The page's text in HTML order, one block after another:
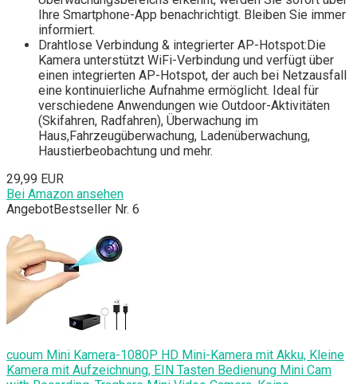
Ihre Smartphone-App benachrichtigt. Bleiben Sie immer
informiert.
Drahtlose Verbindung & integrierter AP-Hotspot:Die
Kamera unterstützt WiFi-Verbindung und verfügt über
einen integrierten AP-Hotspot, der auch bei Netzausfall
eine kontinuierliche Aufnahme ermöglicht. Ideal für
verschiedene Anwendungen wie Outdoor-Aktivitäten
(Skifahren, Radfahren), Überwachung im
Haus,Fahrzeugüberwachung, Ladenüberwachung,
Haustierbeobachtung und mehr.
29,99 EUR
Bei Amazon ansehen
AngebotBestseller Nr. 6
cuoum Mini Kamera-1080P HD Mini-Kamera mit Akku, Kleine
Kamera mit Aufzeichnung, EIN Tasten Bedienung Mini Cam